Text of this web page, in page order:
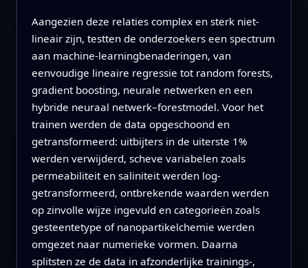
Aangezien deze relaties complex en sterk niet-
lineair zijn, testten de onderzoekers een spectrum
aan machine-learningbenaderingen, van
eenvoudige lineaire regressie tot random forests,
gradient boosting, neurale netwerken en een
hybride neuraal netwerk–forestmodel. Voor het
trainen werden de data opgeschoond en
getransformeerd: uitbijters in de uiterste 1%
werden verwijderd, scheve variabelen zoals
permeabiliteit en saliniteit werden log-
getransformeerd, ontbrekende waarden werden
op zinvolle wijze ingevuld en categorieën zoals
gesteentetype of nanopartikelchemie werden
omgezet naar numerieke vormen. Daarna
splitsten ze de data in afzonderlijke trainings-,